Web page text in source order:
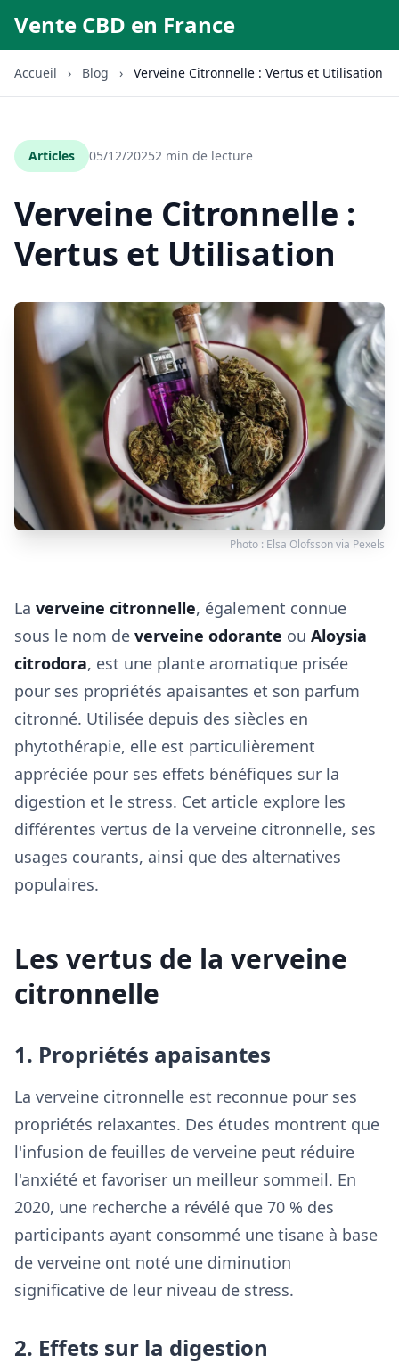
Vente CBD en France
Accueil › Blog › Verveine Citronnelle : Vertus et Utilisation
Articles 05/12/20252 min de lecture
Verveine Citronnelle :
Vertus et Utilisation
Photo : Elsa Olofssonvia Pexels
La verveine citronnelle, également connue
sous le nom de verveine odorante ou Aloysia
citrodora, est une plante aromatique prisée
pour ses propriétés apaisantes et son parfum
citronné. Utilisée depuis des siècles en
phytothérapie, elle est particulièrement
appréciée pour ses effets bénéfiques sur la
digestion et le stress. Cet article explore les
différentes vertus de la verveine citronnelle, ses
usages courants, ainsi que des alternatives
populaires.
Les vertus de la verveine
citronnelle
1. Propriétés apaisantes
La verveine citronnelle est reconnue pour ses
propriétés relaxantes. Des études montrent que
l'infusion de feuilles de verveine peut réduire
l'anxiété et favoriser un meilleur sommeil. En
2020, une recherche a révélé que 70 % des
participants ayant consommé une tisane à base
de verveine ont noté une diminution
significative de leur niveau de stress.
2. Effets sur la digestion